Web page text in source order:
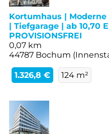
Kortumhaus |
| Tiefgarage | ab 10,70
PROVISIONSFREI
0,07 km
44787 Bochum
1.326,8 € 124 m²